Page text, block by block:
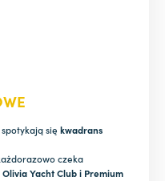
się kwadrans
czeka
Yacht Club i Premium